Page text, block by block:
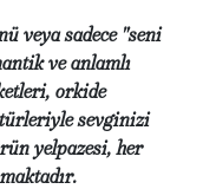
veya sadece "seni
ve anlamlı
orkide
sevginizi
yelpazesi, her